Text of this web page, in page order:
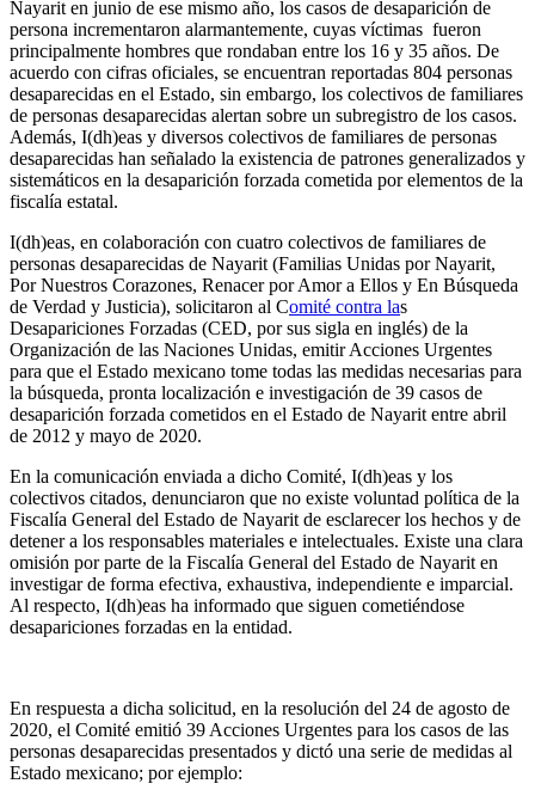
Nayarit en junio de ese mismo año, los casos de desaparición de
persona incrementaron alarmantemente, cuyas víctimas fueron
principalmente hombres que rondaban entre los 16 y 35 años. De
acuerdo con cifras oficiales, se encuentran reportadas 804 personas
desaparecidas en el Estado, sin embargo, los colectivos de familiares
de personas desaparecidas alertan sobre un subregistro de los casos.
Además, I(dh)eas y diversos colectivos de familiares de personas
desaparecidas han señalado la existencia de patrones generalizados y
sistemáticos en la desaparición forzada cometida por elementos de la
fiscalía estatal.
I(dh)eas, en colaboración con cuatro colectivos de familiares de
personas desaparecidas de Nayarit (Familias Unidas por Nayarit,
Por Nuestros Corazones, Renacer por Amor a Ellos y En Búsqueda
de Verdad y Justicia), solicitaron al Comité contra las
Desapariciones Forzadas (CED, por sus sigla en inglés) de la
Organización de las Naciones Unidas, emitir Acciones Urgentes
para que el Estado mexicano tome todas las medidas necesarias para
la búsqueda, pronta localización e investigación de 39 casos de
desaparición forzada cometidos en el Estado de Nayarit entre abril
de 2012 y mayo de 2020.
En la comunicación enviada a dicho Comité, I(dh)eas y los
colectivos citados, denunciaron que no existe voluntad política de la
Fiscalía General del Estado de Nayarit de esclarecer los hechos y de
detener a los responsables materiales e intelectuales. Existe una clara
omisión por parte de la Fiscalía General del Estado de Nayarit en
investigar de forma efectiva, exhaustiva, independiente e imparcial.
Al respecto, I(dh)eas ha informado que siguen cometiéndose
desapariciones forzadas en la entidad.
En respuesta a dicha solicitud, en la resolución del 24 de agosto de
2020, el Comité emitió 39 Acciones Urgentes para los casos de las
personas desaparecidas presentados y dictó una serie de medidas al
Estado mexicano; por ejemplo: